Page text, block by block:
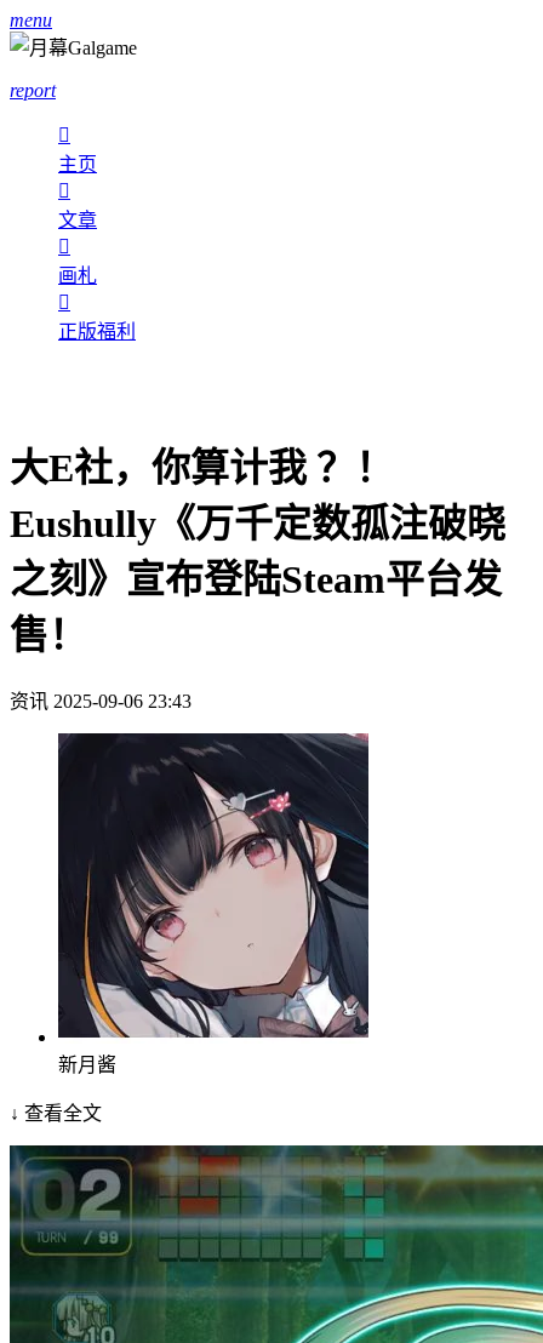
menu
report

主页

文章

画札

正版福利
大E社，你算计我 ？！
Eushully《万千定数孤注破晓
之刻》宣布登陆Steam平台发
售！
资讯 2025-09-06 23:43
新月酱
↓ 查看全文